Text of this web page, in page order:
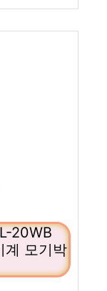
20WB
계 모기박